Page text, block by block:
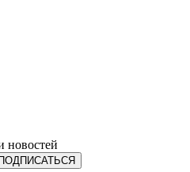
новостей
ПОДПИСАТЬСЯ